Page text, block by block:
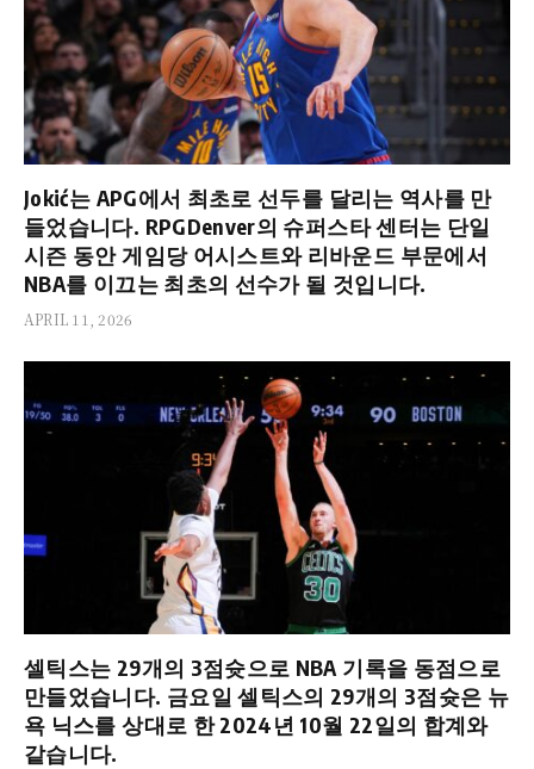
Jokić는 APG에서 최초로 선두를 달리는 역사를 만
들었습니다. RPGDenver의 슈퍼스타 센터는 단일
시즌 동안 게임당 어시스트와 리바운드 부문에서
NBA를 이끄는 최초의 선수가 될 것입니다.
APRIL 11, 2026
셀틱스는 29개의 3점슛으로 NBA 기록을 동점으로
만들었습니다. 금요일 셀틱스의 29개의 3점슛은 뉴
욕 닉스를 상대로 한 2024년 10월 22일의 합계와
같습니다.